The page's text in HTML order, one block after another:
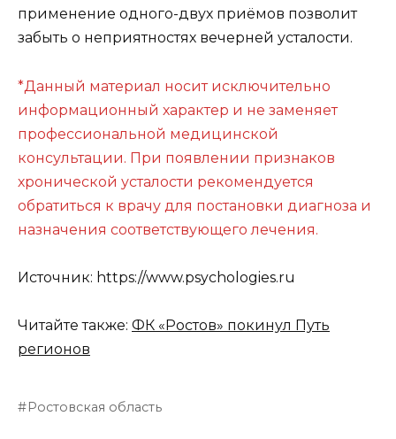
применение одного-двух приёмов позволит
забыть о неприятностях вечерней усталости.
*Данный материал носит исключительно
информационный характер и не заменяет
профессиональной медицинской
консультации. При появлении признаков
хронической усталости рекомендуется
обратиться к врачу для постановки диагноза и
назначения соответствующего лечения.
Источник: https://www.psychologies.ru
Читайте также: ФК «Ростов» покинул Путь
регионов
Ростовская область